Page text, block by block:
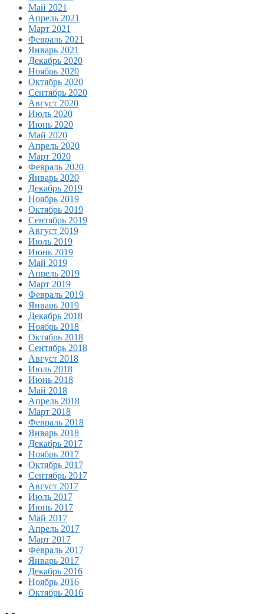
Май 2021
Апрель 2021
Март 2021
Февраль 2021
Январь 2021
Декабрь 2020
Ноябрь 2020
Октябрь 2020
Сентябрь 2020
Август 2020
Июль 2020
Июнь 2020
Май 2020
Апрель 2020
Март 2020
Февраль 2020
Январь 2020
Декабрь 2019
Ноябрь 2019
Октябрь 2019
Сентябрь 2019
Август 2019
Июль 2019
Июнь 2019
Май 2019
Апрель 2019
Март 2019
Февраль 2019
Январь 2019
Декабрь 2018
Ноябрь 2018
Октябрь 2018
Сентябрь 2018
Август 2018
Июль 2018
Июнь 2018
Май 2018
Апрель 2018
Март 2018
Февраль 2018
Январь 2018
Декабрь 2017
Ноябрь 2017
Октябрь 2017
Сентябрь 2017
Август 2017
Июль 2017
Июнь 2017
Май 2017
Апрель 2017
Март 2017
Февраль 2017
Январь 2017
Декабрь 2016
Ноябрь 2016
Октябрь 2016